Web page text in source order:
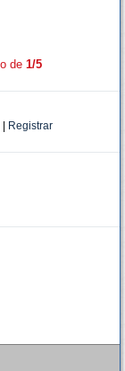
de 1/5
Registrar